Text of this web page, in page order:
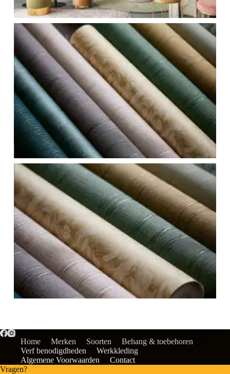
Home Merken Soorten
Behang & toebehoren
Verf benodigdheden
Werkkleding
Algemene Voorwaarden
Contact
Vragen?